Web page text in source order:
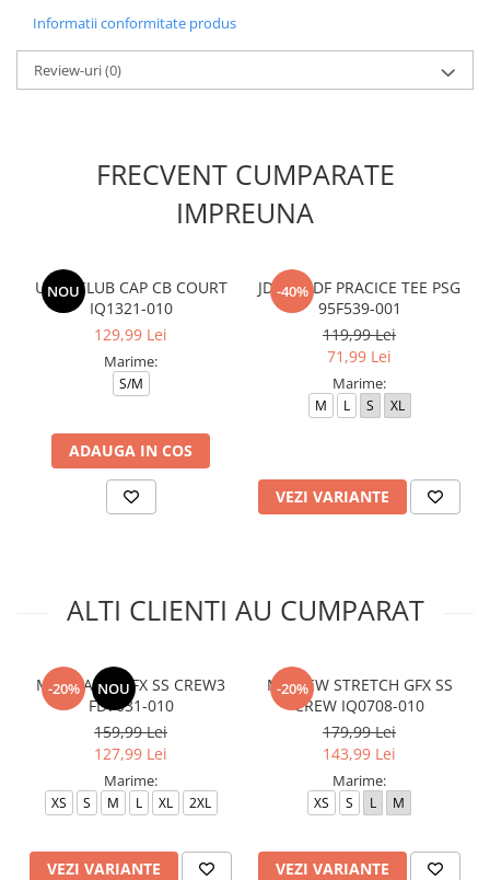
Informatii conformitate produs
Review-uri(0)
FRECVENT CUMPARATE
IMPREUNA
NOU
U NK CLUB CAP CB COURT
IQ1321-010
129,99 Lei
Marime:
S/M
ADAUGA IN COS
-40%
JDN MJ DF PRACICE TEE PSG
95F539-001
119,99 Lei
71,99 Lei
Marime:
M L S XL
VEZI VARIANTE
ALTI CLIENTI AU CUMPARAT
-20% NOU
M J BRAND GFX SS CREW3
FD7031-010
159,99 Lei
127,99 Lei
Marime:
XS S M L XL 2XL
VEZI VARIANTE
-20%
M J NEW STRETCH GFX SS
CREW IQ0708-010
179,99 Lei
143,99 Lei
Marime:
XS S L M
VEZI VARIANTE